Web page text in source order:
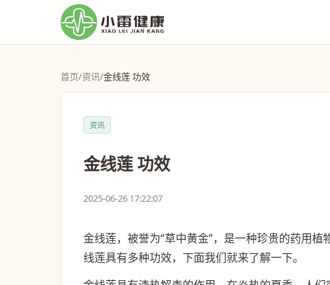
首页/资讯/金线莲 功效
资讯
金线莲 功效
2025-06-26 17:22:07
金线莲，被誉为“草中黄金”，是一种珍贵的药用
线莲具有多种功效，下面我们就来了解一下。